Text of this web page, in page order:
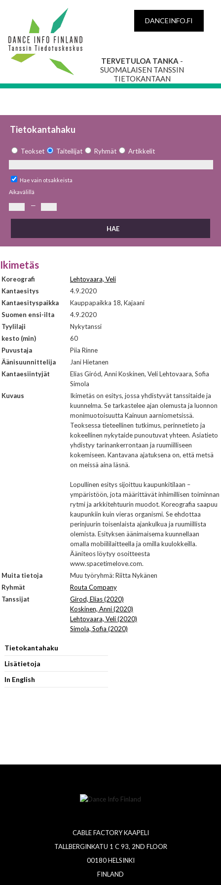
DANCEINFO.FI
TERVETULOA TANKA -
SUOMALAISEN TANSSIN
TIETOKANTAAN
Tietokantahaku
Teokset Taiteilijat Ryhmät Artikkelit
Hae vain otsakkeista
Aikavälillä
—
Ikimetäs
Koreografi
Lehtovaara, Veli
Kantaesitys
4.9.2020
Kantaesityspaikka
Kauppapaikka 18, Kajaani
Suomen ensi-ilta
4.9.2020
Tyylilaji
Nykytanssi
kesto (min)
60
Puvustaja
Piia Rinne
Äänisuunnittelija
Jani Hietanen
Kantaesiintyjät
Elias Giród, Anni Koskinen, Veli Lehtovaara, Sofia
Simola
Kuvaus
Ikimetäs on esitys, jossa yhdistyvät tanssitaide ja
kuunnelma. Se tarkastelee ajan olemusta ja luonnon
monimuotoisuutta Kainuun aarniometsissä.
Teoksessa tieteellinen tutkimus, perinnetieto ja
kokeellinen nykytaide punoutuvat yhteen. Asiatieto
yhdistyy tarinankerrontaan ja ruumiilliseen
kokemiseen. Kantavana ajatuksena on, että metsä
on meissä aina läsnä.
Lopullinen esitys sijoittuu kaupunkitilaan –
ympäristöön, jota määrittävät inhimillisen toiminnan
rytmi ja arkkitehtuurin muodot. Koreografia saapuu
kaupunkiin kuin vieras organismi. Se ehdottaa
perinjuurin toisenlaista ajankulkua ja ruumiillista
olemista. Esityksen äänimaisema kuunnellaan
omalla mobiililaitteella ja omilla kuulokkeilla.
Ääniteos löytyy osoitteesta
www.spacetimelove.com.
Muita tietoja
Muu työryhmä: Riitta Nykänen
Ryhmät
Routa Company
Tanssijat
Girod, Elias (2020)
Koskinen, Anni (2020)
Lehtovaara, Veli (2020)
Simola, Sofia (2020)
Tietokantahaku
Lisätietoja
In English
CABLE FACTORY KAAPELI
TALLBERGINKATU 1 C 93, 2ND FLOOR
00180 HELSINKI
FINLAND